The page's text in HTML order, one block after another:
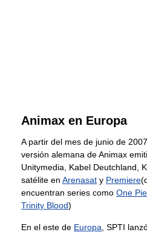
Animax en Europa
A partir del mes de junio de
versión alemana de Animax
Unitymedia, Kabel Deutchland,
satélite en Arenasat y Premiere
encuentran series como One
Trinity Blood)
En el este de Europa, SPTI